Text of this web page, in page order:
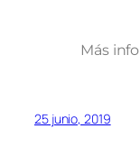
Más
25 junio, 2019